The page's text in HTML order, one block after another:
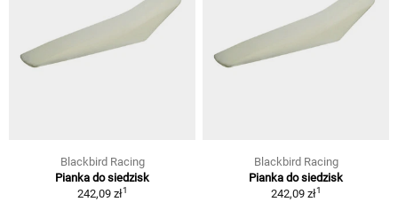
Blackbird Racing
Pianka do siedzisk
242,09 zł1
Blackbird Racing
Pianka do siedzisk
242,09 zł1